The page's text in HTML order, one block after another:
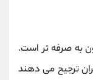
به صرفه تر است.
ترجیح می دهند